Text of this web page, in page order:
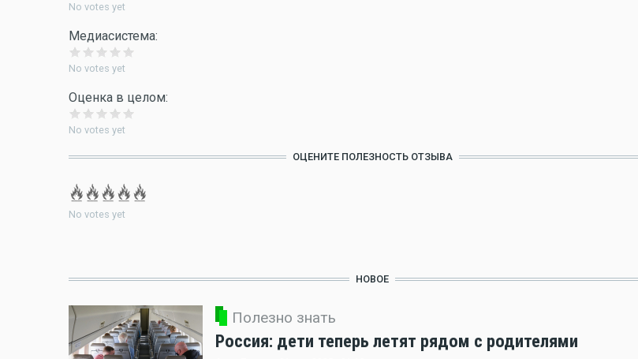
No votes yet
Медиасистема:
No votes yet
Оценка в целом:
No votes yet
ОЦЕНИТЕ ПОЛЕЗНОСТЬ ОТЗЫВА
No votes yet
НОВОЕ
Полезно знать
Россия: дети теперь летят рядом с родителями